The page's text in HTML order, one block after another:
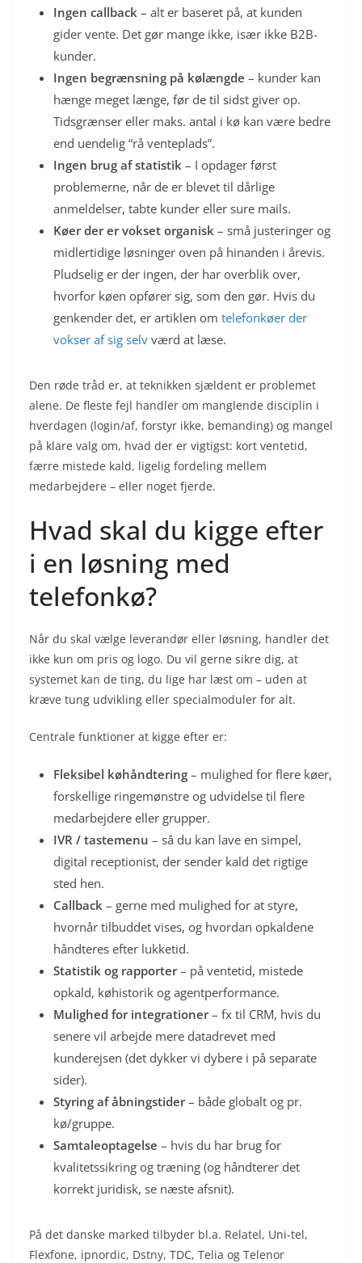
Ingen callback – alt er baseret på, at kunden
gider vente. Det gør mange ikke, især ikke B2B-
kunder.
Ingen begrænsning på kølængde – kunder kan
hænge meget længe, før de til sidst giver op.
Tidsgrænser eller maks. antal i kø kan være bedre
end uendelig “rå venteplads”.
Ingen brug af statistik – I opdager først
problemerne, når de er blevet til dårlige
anmeldelser, tabte kunder eller sure mails.
Køer der er vokset organisk – små justeringer og
midlertidige løsninger oven på hinanden i årevis.
Pludselig er der ingen, der har overblik over,
hvorfor køen opfører sig, som den gør. Hvis du
genkender det, er artiklen om telefonkøer der
vokser af sig selv værd at læse.
Den røde tråd er, at teknikken sjældent er problemet
alene. De fleste fejl handler om manglende disciplin i
hverdagen (login/af, forstyr ikke, bemanding) og mangel
på klare valg om, hvad der er vigtigst: kort ventetid,
færre mistede kald, ligelig fordeling mellem
medarbejdere – eller noget fjerde.
Hvad skal du kigge efter
i en løsning med
telefonkø?
Når du skal vælge leverandør eller løsning, handler det
ikke kun om pris og logo. Du vil gerne sikre dig, at
systemet kan de ting, du lige har læst om – uden at
kræve tung udvikling eller specialmoduler for alt.
Centrale funktioner at kigge efter er:
Fleksibel køhåndtering – mulighed for flere køer,
forskellige ringemønstre og udvidelse til flere
medarbejdere eller grupper.
IVR / tastemenu – så du kan lave en simpel,
digital receptionist, der sender kald det rigtige
sted hen.
Callback – gerne med mulighed for at styre,
hvornår tilbuddet vises, og hvordan opkaldene
håndteres efter lukketid.
Statistik og rapporter– på ventetid, mistede
opkald, køhistorik og agentperformance.
Mulighed for integrationer– fx til CRM, hvis du
senere vil arbejde mere datadrevet med
kunderejsen (det dykker vi dybere i på separate
sider).
Styring af åbningstider– både globalt og pr.
kø/gruppe.
Samtaleoptagelse – hvis du har brug for
kvalitetssikring og træning (og håndterer det
korrekt juridisk, se næste afsnit).
På det danske marked tilbyder bl.a. Relatel, Uni-tel,
Flexfone, ipnordic, Dstny, TDC, Telia og Telenor